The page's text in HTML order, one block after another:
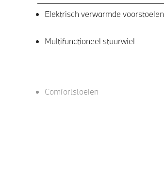
Elektrisch verwarmde voorstoelen
Multifunctioneel stuurwiel
Comfortstoelen